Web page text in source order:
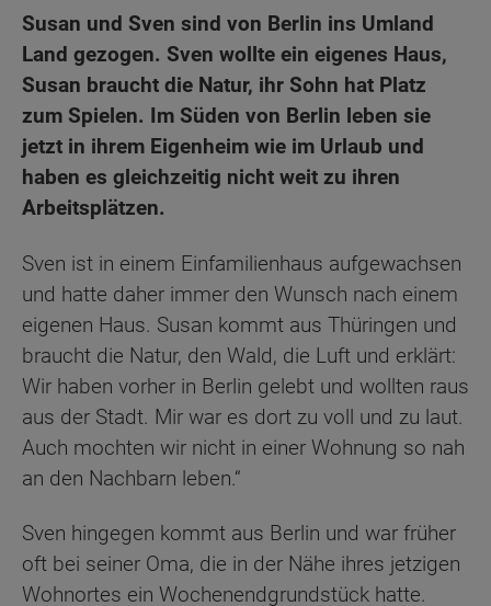
Susan und Sven sind von Berlin ins Umland
Land gezogen. Sven wollte ein eigenes Haus,
Susan braucht die Natur, ihr Sohn hat Platz
zum Spielen. Im Süden von Berlin leben sie
jetzt in ihrem Eigenheim wie im Urlaub und
haben es gleichzeitig nicht weit zu ihren
Arbeitsplätzen.
Sven ist in einem Einfamilienhaus aufgewachsen
und hatte daher immer den Wunsch nach einem
eigenen Haus. Susan kommt aus Thüringen und
braucht die Natur, den Wald, die Luft und erklärt:
Wir haben vorher in Berlin gelebt und wollten raus
aus der Stadt. Mir war es dort zu voll und zu laut.
Auch mochten wir nicht in einer Wohnung so nah
an den Nachbarn leben.“
Sven hingegen kommt aus Berlin und war früher
oft bei seiner Oma, die in der Nähe ihres jetzigen
Wohnortes ein Wochenendgrundstück hatte.